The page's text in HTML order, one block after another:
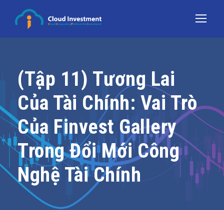
(Tập 11) Tương Lai
Của Tài Chính: Vai Trò
Của Finvest Gallery
Trong Đổi Mới Công
Nghệ Tài Chính